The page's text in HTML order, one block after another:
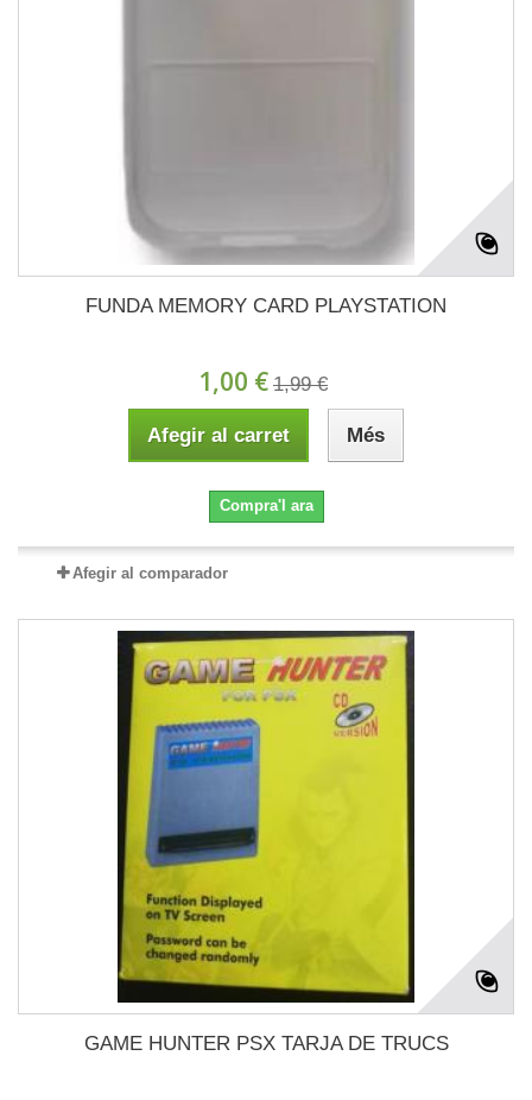
FUNDA MEMORY CARD PLAYSTATION
1,00 € 1,99 €
Afegir al carret Més
Compra'l ara
Afegir al comparador
GAME HUNTER PSX TARJA DE TRUCS